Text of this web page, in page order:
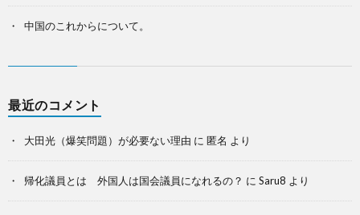
中国のこれからについて。
最近のコメント
大田光（爆笑問題）が必要ない理由 に 匿名 より
帰化議員とは 外国人は国会議員になれるの？ に Saru8 より